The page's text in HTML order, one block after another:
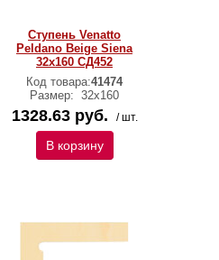
Ступень Venatto
Peldano Beige Siena
32х160 СД452
Код товара:41474
Размер: 32х160
1328.63 руб. / шт.
В корзину